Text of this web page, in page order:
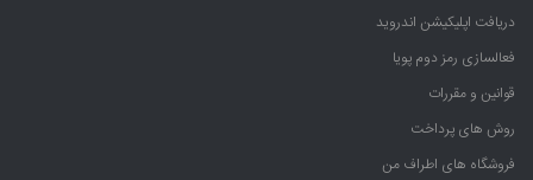
دریافت اپلیکیشن اندروید
فعالسازی رمز دوم پویا
قوانین و مقررات
روش های پرداخت
فروشگاه های اطراف من